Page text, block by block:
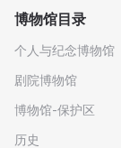
博物馆目录
个人与纪念博物馆
剧院博物馆
博物馆-保护区
历史